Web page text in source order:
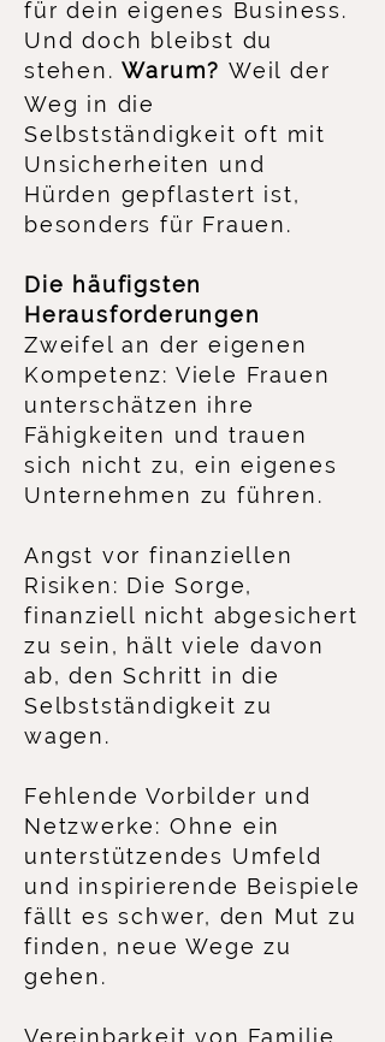
für dein eigenes Business.
Und doch bleibst du
stehen.Warum? Weil der
Weg in die
Selbstständigkeit oft mit
Unsicherheiten und
Hürden gepflastert ist,
besonders für Frauen.​
Die häufigsten
Herausforderungen
Zweifel an der eigenen
Kompetenz: Viele Frauen
unterschätzen ihre
Fähigkeiten und trauen
sich nicht zu, ein eigenes
Unternehmen zu führen.​
Angst vor finanziellen
Risiken: Die Sorge,
finanziell nicht abgesichert
zu sein, hält viele davon
ab, den Schritt in die
Selbstständigkeit zu
wagen.​
Fehlende Vorbilder und
Netzwerke: Ohne ein
unterstützendes Umfeld
und inspirierende Beispiele
fällt es schwer, den Mut zu
finden, neue Wege zu
gehen.​
Vereinbarkeit von Familie